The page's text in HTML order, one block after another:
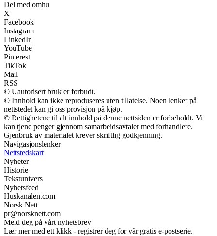
Del med omhu
X
Facebook
Instagram
LinkedIn
YouTube
Pinterest
TikTok
Mail
RSS
© Uautorisert bruk er forbudt.
© Innhold kan ikke reproduseres uten tillatelse. Noen lenker på
nettstedet kan gi oss provisjon på kjøp.
© Rettighetene til alt innhold på denne nettsiden er forbeholdt. Vi
kan tjene penger gjennom samarbeidsavtaler med forhandlere.
Gjenbruk av materialet krever skriftlig godkjenning.
Navigasjonslenker
Nettstedskart
Nyheter
Historie
Tekstunivers
Nyhetsfeed
Huskanalen.com
Norsk Nett
pr@norsknett.com
Meld deg på vårt nyhetsbrev
Lær mer med ett klikk - registrer deg for vår gratis e-postserie.